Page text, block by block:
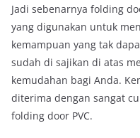
Jadi sebenarnya folding
yang digunakan untuk
kemampuan yang tak
sudah di sajikan di atas
kemudahan bagi Anda.
diterima dengan sangat
folding door PVC.